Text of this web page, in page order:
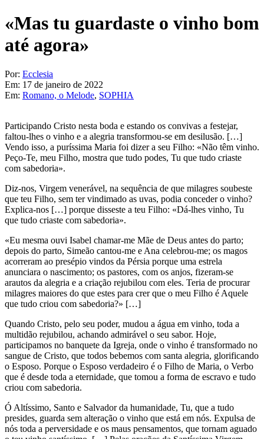
«Mas tu guardaste o vinho bom
até agora»
Por: Ecclesia
Em: 17 de janeiro de 2022
Em: Romano, o Melode, SOPHIA
Participando Cristo nesta boda e estando os convivas a festejar,
faltou-lhes o vinho e a alegria transformou-se em desilusão. […]
Vendo isso, a puríssima Maria foi dizer a seu Filho: «Não têm vinho.
Peço-Te, meu Filho, mostra que tudo podes, Tu que tudo criaste
com sabedoria».
Diz-nos, Virgem venerável, na sequência de que milagres soubeste
que teu Filho, sem ter vindimado as uvas, podia conceder o vinho?
Explica-nos […] porque disseste a teu Filho: «Dá-lhes vinho, Tu
que tudo criaste com sabedoria».
«Eu mesma ouvi Isabel chamar-me Mãe de Deus antes do parto;
depois do parto, Simeão cantou-me e Ana celebrou-me; os magos
acorreram ao presépio vindos da Pérsia porque uma estrela
anunciara o nascimento; os pastores, com os anjos, fizeram-se
arautos da alegria e a criação rejubilou com eles. Teria de procurar
milagres maiores do que estes para crer que o meu Filho é Aquele
que tudo criou com sabedoria?» […]
Quando Cristo, pelo seu poder, mudou a água em vinho, toda a
multidão rejubilou, achando admirável o seu sabor. Hoje,
participamos no banquete da Igreja, onde o vinho é transformado no
sangue de Cristo, que todos bebemos com santa alegria, glorificando
o Esposo. Porque o Esposo verdadeiro é o Filho de Maria, o Verbo
que é desde toda a eternidade, que tomou a forma de escravo e tudo
criou com sabedoria.
Ó Altíssimo, Santo e Salvador da humanidade, Tu, que a tudo
presides, guarda sem alteração o vinho que está em nós. Expulsa de
nós toda a perversidade e os maus pensamentos, que tornam aguado